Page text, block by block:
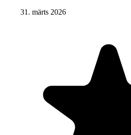
31. märts 2026